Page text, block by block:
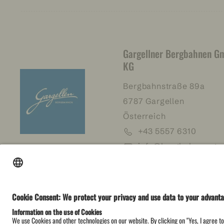
Gargellner Bergbahnen
KG
Bergbahnstraße 89a
6787 Gargellen
Österreich
+43 5557 6310
info@bergbahnen-